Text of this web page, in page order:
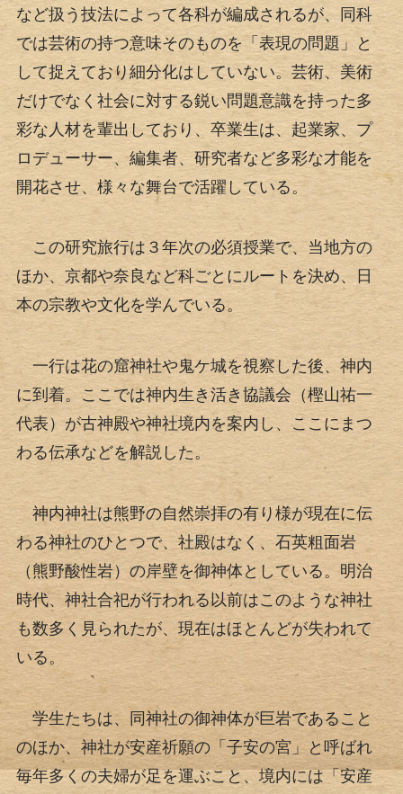
など扱う技法によって各科が編成されるが、同科
では芸術の持つ意味そのものを「表現の問題」と
して捉えており細分化はしていない。芸術、美術
だけでなく社会に対する鋭い問題意識を持った多
彩な人材を輩出しており、卒業生は、起業家、プ
ロデューサー、編集者、研究者など多彩な才能を
開花させ、様々な舞台で活躍している。
この研究旅行は３年次の必須授業で、当地方の
ほか、京都や奈良など科ごとにルートを決め、日
本の宗教や文化を学んでいる。
一行は花の窟神社や鬼ケ城を視察した後、神内
に到着。ここでは神内生き活き協議会（樫山祐一
代表）が古神殿や神社境内を案内し、ここにまつ
わる伝承などを解説した。
神内神社は熊野の自然崇拝の有り様が現在に伝
わる神社のひとつで、社殿はなく、石英粗面岩
（熊野酸性岩）の岸壁を御神体としている。明治
時代、神社合祀が行われる以前はこのような神社
も数多く見られたが、現在はほとんどが失われて
いる。
学生たちは、同神社の御神体が巨岩であること
のほか、神社が安産祈願の「子安の宮」と呼ばれ
毎年多くの夫婦が足を運ぶこと、境内には「安産